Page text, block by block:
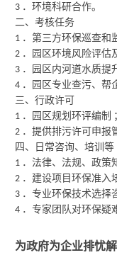
3 ．环境科研合作。
二、考核任务
1 ．第三方环保巡查和
2 ．园区环境风险评估
3 ．园区内河道水质提
4 ．园区专业查污、帮
三、行政许可
1 ．园区规划环评编制
2 ．提供排污许可申报
四、日常咨询、培训等
1 ．法律、法规、政策
2 ．建设项目环保准入
3 ．专业环保技术选择
4 ．专家团队对环保疑
为政府为企业排忧